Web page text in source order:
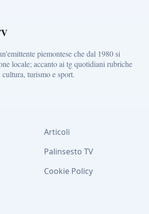
piemontese che dal 1980 si
locale; accanto ai tg quotidiani rubriche
turismo e sport.
Articoli
Palinsesto TV
Cookie Policy